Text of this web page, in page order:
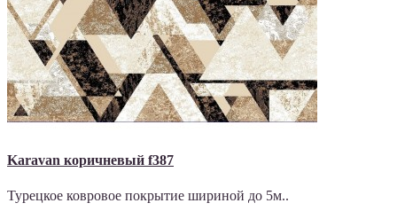
Karavan коричневый f387
Турецкое ковровое покрытие шириной до 5м..